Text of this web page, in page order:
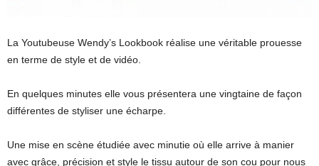
La Youtubeuse Wendy’s Lookbook réalise une véritable prouesse
en terme de style et de vidéo.
En quelques minutes elle vous présentera une vingtaine de façon
différentes de styliser une écharpe.
Une mise en scène étudiée avec minutie où elle arrive à manier
avec grâce, précision et style le tissu autour de son cou pour nous